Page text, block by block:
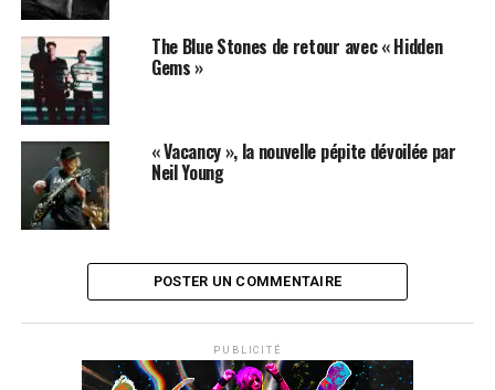
McCartney est disponible sur
Label : Maybenot / Kobalt / Pias
Date de sortie : 06 mai 2016
SUJETS ASSOCIÉS: NIRVANA PJ HARVEY
The Blue Stones de retour avec « Hidden
Gems »
« Vacancy », la nouvelle pépite dévoilée par
Neil Young
POSTER UN COMMENTAIRE
PUBLICITÉ